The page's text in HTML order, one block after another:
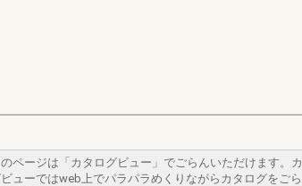
ページは「カタログビュー」でごらんいただけます。カ
ューではweb上でパラパラめくりながらカタログをごら